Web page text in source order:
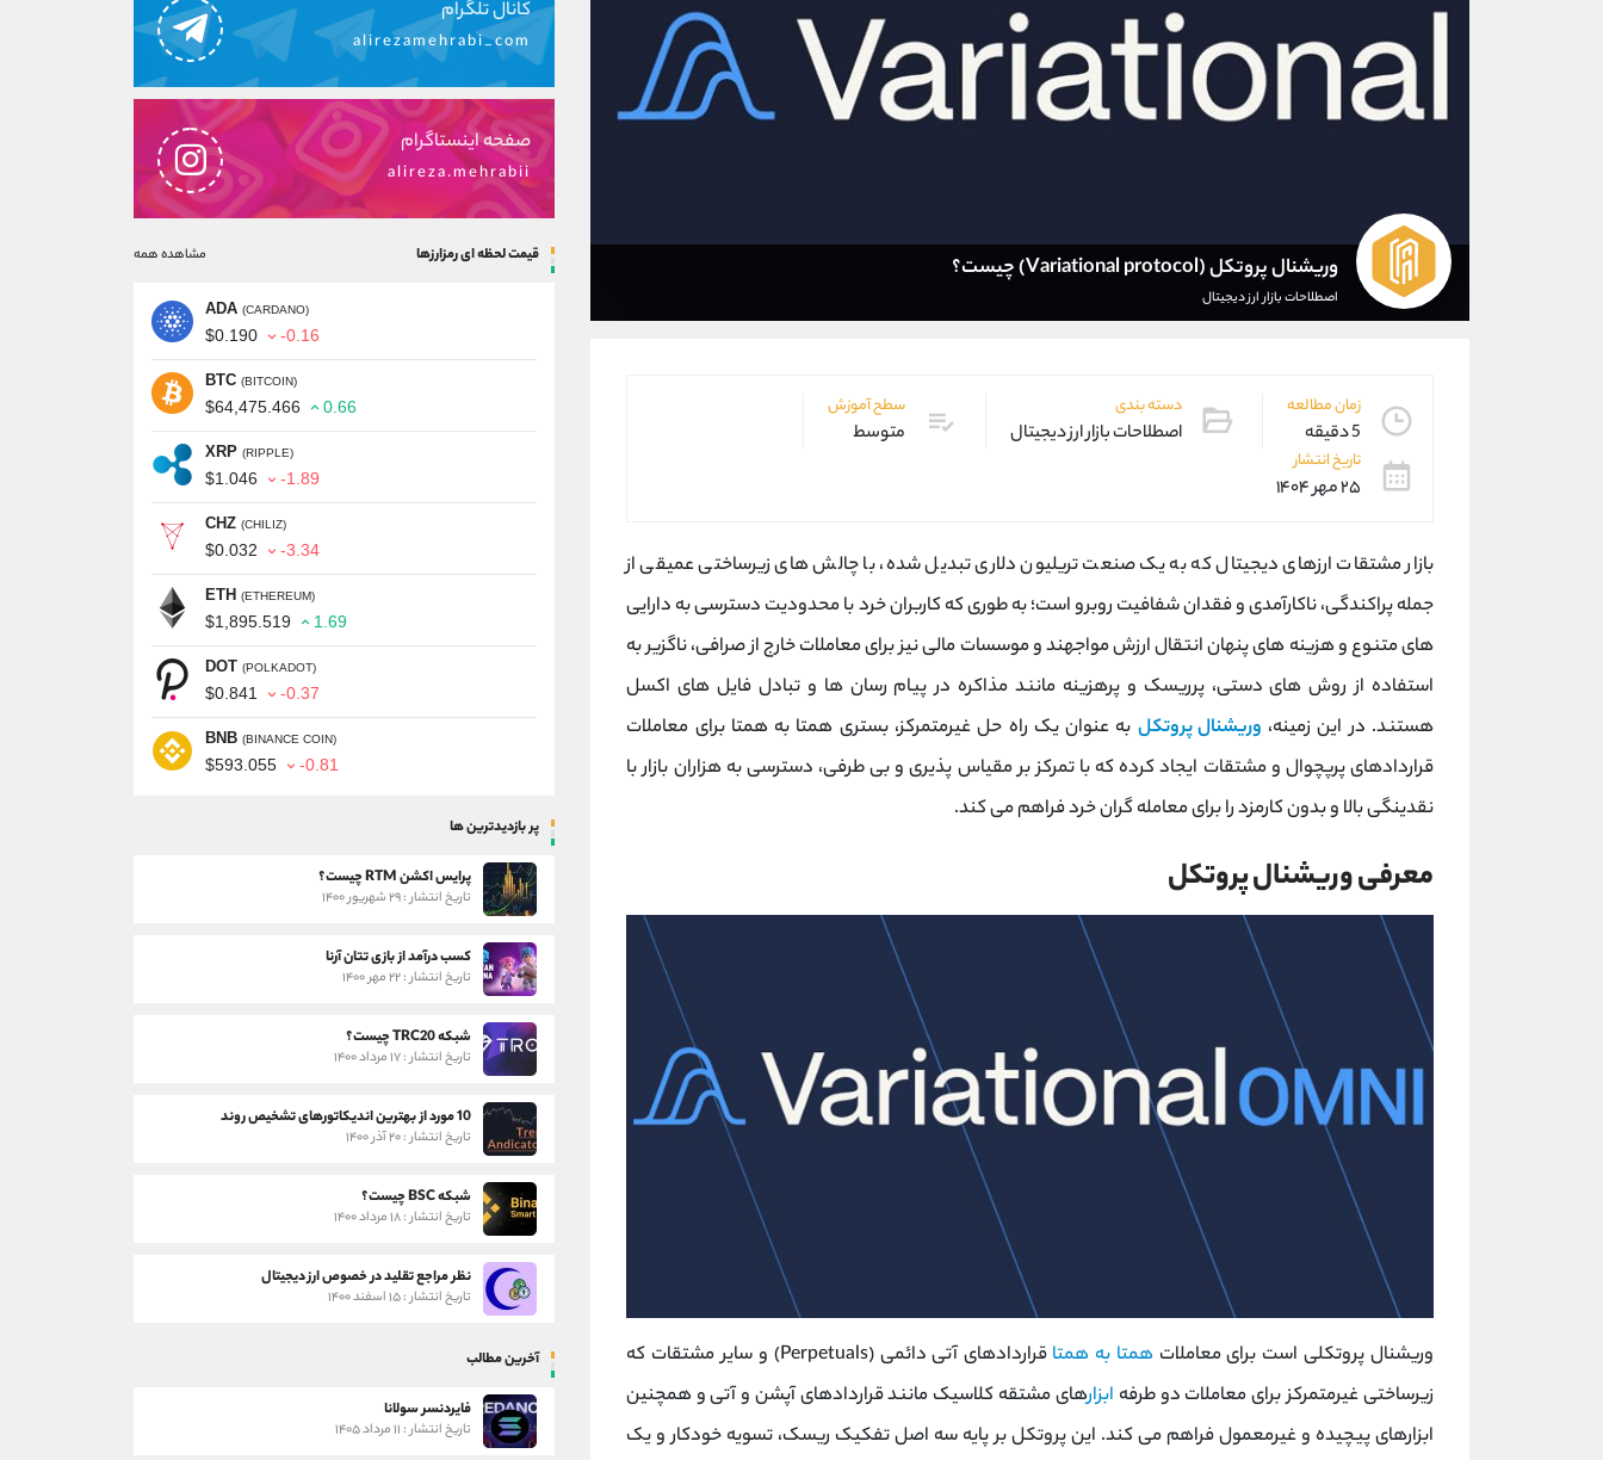
وریشنال پروتکل (Variational protocol) چیست؟
اصطلاحات بازار ارز دیجیتال
زمان مطالعه
5 دقیقه
دسته بندی
اصطلاحات بازار ارز دیجیتال
سطح آموزش
متوسط
تاریخ انتشار
۲۵ مهر ۱۴۰۴
بازار مشتقات ارزهای دیجیتال که به یک صنعت تریلیون ‌دلاری تبدیل شده، با چالش ‌های زیرساختی عمیقی از
جمله پراکندگی، ناکارآمدی و فقدان شفافیت روبرو است؛ به ‌طوری ‌که کاربران خرد با محدودیت دسترسی به دارایی
‌های متنوع و هزینه ‌های پنهان انتقال ارزش مواجهند و موسسات مالی نیز برای معاملات خارج از صرافی، ناگزیر به
استفاده از روش‌ های دستی، پرریسک و پرهزینه مانند مذاکره در پیام ‌رسان ‌ها و تبادل فایل ‌های اکسل
هستند. در این زمینه، وریشنال پروتکل به ‌عنوان یک راه ‌حل غیرمتمرکز، بستری همتا به ‌همتا برای معاملات
قراردادهای پرپچوال و مشتقات ایجاد کرده که با تمرکز بر مقیاس ‌پذیری و بی ‌طرفی، دسترسی به هزاران بازار با
نقدینگی بالا و بدون کارمزد را برای معامله‌ گران خرد فراهم می کند.
معرفی وریشنال پروتکل
وریشنال پروتکلی است برای معاملاتهمتا به ‌همتا
قراردادهای آتی دائمی (Perpetuals) و سایر مشتقات که
زیرساختی غیرمتمرکز برای معاملات دو طرفه ابزارهای مشتقه کلاسیک مانند قراردادهای آپشن و آتی و همچنین
ابزارهای پیچیده و غیرمعمول فراهم می کند. این پروتکل بر پایه سه اصل تفکیک ریسک، تسویه خودکار و یک
کانال تلگرام
alirezamehrabi_com
صفحه اینستاگرام
alireza.mehrabii
قیمت لحظه ای رمزارزها مشاهده همه
ADA (CARDANO)
$0.190 -0.16
BTC (BITCOIN)
$64,475.466 0.66
XRP (RIPPLE)
$1.046 -1.89
CHZ (CHILIZ)
$0.032 -3.34
ETH (ETHEREUM)
$1,895.519 1.69
DOT (POLKADOT)
$0.841 -0.37
BNB (BINANCE COIN)
$593.055 -0.81
پر بازدیدترین ها
پرایس اکشن RTM چیست؟
تاریخ انتشار : ۲۹ شهریور ۱۴۰۰
کسب درآمد از بازی تتان آرنا
تاریخ انتشار : ۲۲ مهر ۱۴۰۰
شبکه TRC20 چیست؟
تاریخ انتشار : ۱۷ مرداد ۱۴۰۰
10 مورد از بهترین اندیکاتورهای تشخیص روند
تاریخ انتشار : ۲۰ آذر ۱۴۰۰
شبکه BSC چیست؟
تاریخ انتشار : ۱۸ مرداد ۱۴۰۰
نظر مراجع تقلید در خصوص ارز دیجیتال
تاریخ انتشار : ۱۵ اسفند ۱۴۰۰
آخرین مطالب
فایردنسر سولانا
تاریخ انتشار : ۱۱ مرداد ۱۴۰۵